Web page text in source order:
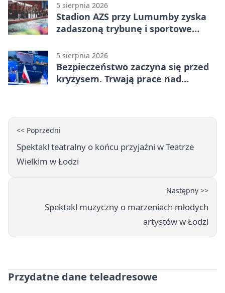
5 sierpnia 2026
Stadion AZS przy Lumumby zyska
zadaszoną trybunę i sportowe
5 sierpnia 2026
Bezpieczeństwo zaczyna się przed
kryzysem. Trwają prace nad
<< Poprzedni
Spektakl teatralny o końcu przyjaźni w Teatrze
Wielkim w Łodzi
Następny >>
Spektakl muzyczny o marzeniach młodych
artystów w Łodzi
Przydatne dane teleadresowe